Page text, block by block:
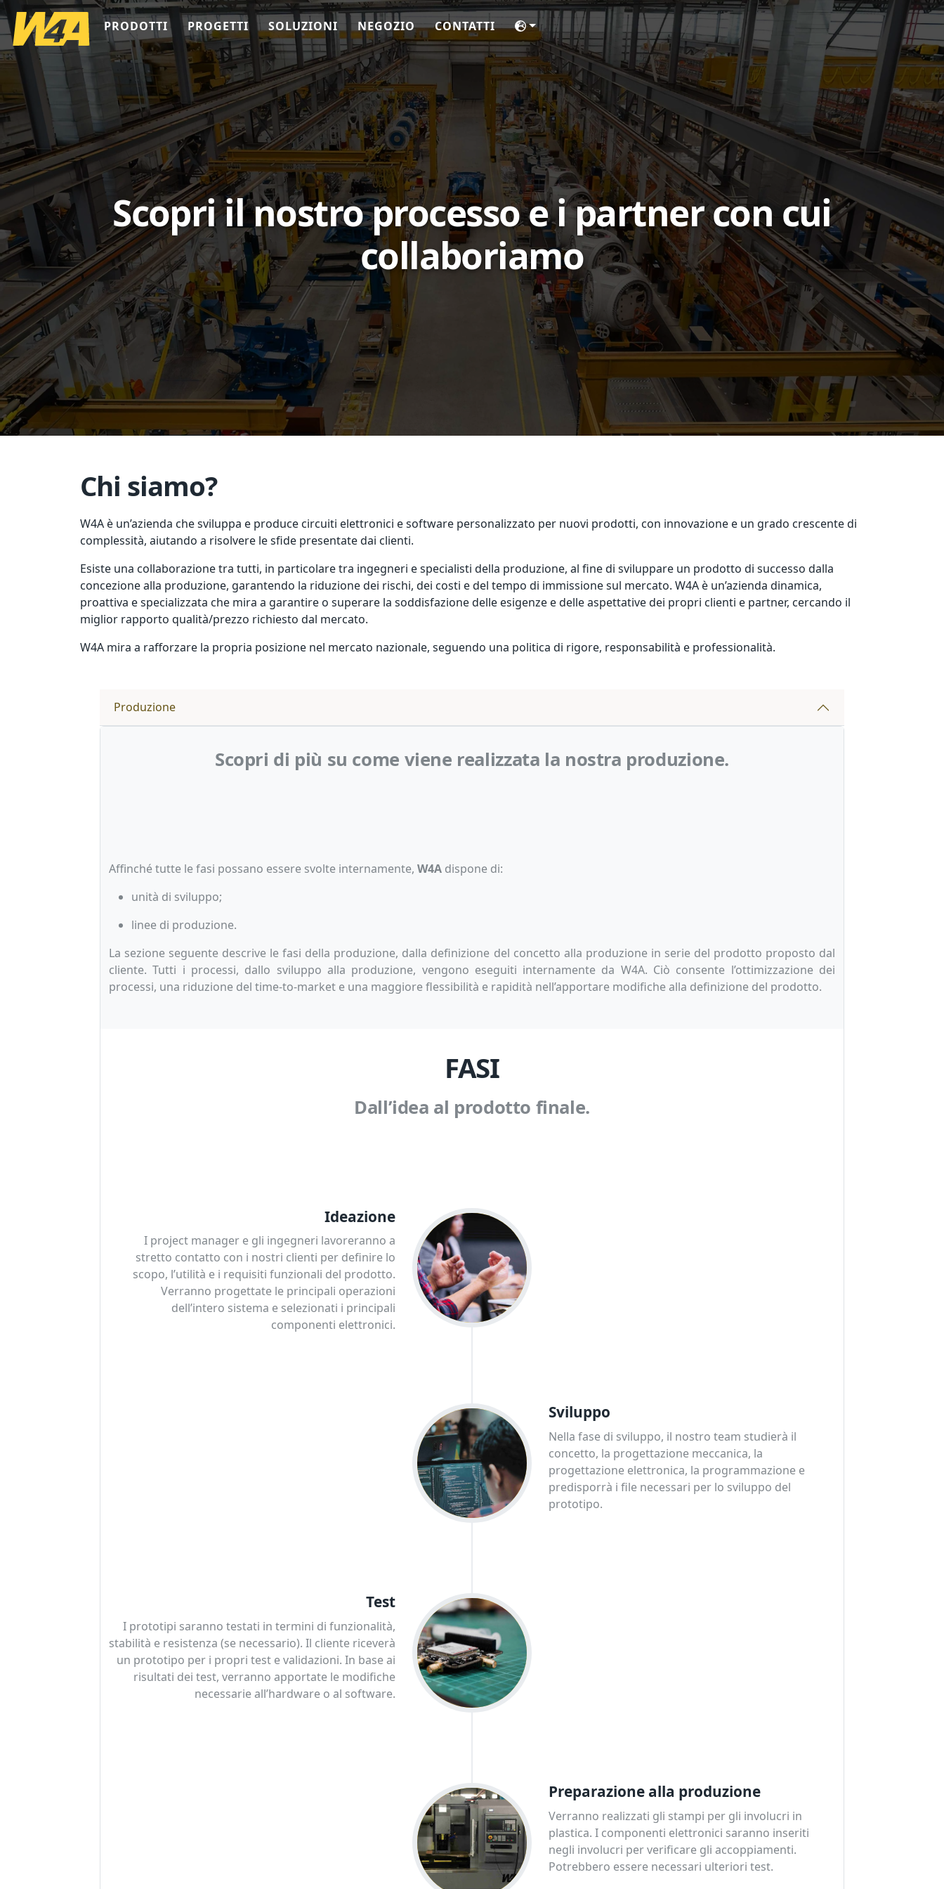
PRODOTTI PROGETTI SOLUZIONI NEGOZIO CONTATTI
Scopri il nostro processo e i partner con cui
collaboriamo
Chi siamo?
W4A è un’azienda che sviluppa e produce circuiti elettronici e software personalizzato per nuovi prodotti, con innovazione e un grado crescente di
complessità, aiutando a risolvere le sfide presentate dai clienti.
Esiste una collaborazione tra tutti, in particolare tra ingegneri e specialisti della produzione, al fine di sviluppare un prodotto di successo dalla
concezione alla produzione, garantendo la riduzione dei rischi, dei costi e del tempo di immissione sul mercato. W4A è un’azienda dinamica,
proattiva e specializzata che mira a garantire o superare la soddisfazione delle esigenze e delle aspettative dei propri clienti e partner, cercando il
miglior rapporto qualità/prezzo richiesto dal mercato.
W4A mira a rafforzare la propria posizione nel mercato nazionale, seguendo una politica di rigore, responsabilità e professionalità.
Produzione
Scopri di più su come viene realizzata la nostra produzione.
Affinché tutte le fasi possano essere svolte internamente, W4Adispone di:
unità di sviluppo;
linee di produzione.
La sezione seguente descrive le fasi della produzione, dalla definizione del concetto alla produzione in serie del prodotto proposto dal
cliente. Tutti i processi, dallo sviluppo alla produzione, vengono eseguiti internamente da W4A. Ciò consente l’ottimizzazione dei
processi, una riduzione del time-to-market e una maggiore flessibilità e rapidità nell’apportare modifiche alla definizione del prodotto.
FASI
Dall’idea al prodotto finale.
Ideazione
I project manager e gli ingegneri lavoreranno a
stretto contatto con i nostri clienti per definire lo
scopo, l’utilità e i requisiti funzionali del prodotto.
Verranno progettate le principali operazioni
dell’intero sistema e selezionati i principali
componenti elettronici.
Sviluppo
Nella fase di sviluppo, il nostro team studierà il
concetto, la progettazione meccanica, la
progettazione elettronica, la programmazione e
predisporrà i file necessari per lo sviluppo del
prototipo.
Test
I prototipi saranno testati in termini di funzionalità,
stabilità e resistenza (se necessario). Il cliente riceverà
un prototipo per i propri test e validazioni. In base ai
risultati dei test, verranno apportate le modifiche
necessarie all’hardware o al software.
Preparazione alla produzione
Verranno realizzati gli stampi per gli involucri in
plastica. I componenti elettronici saranno inseriti
negli involucri per verificare gli accoppiamenti.
Potrebbero essere necessari ulteriori test.